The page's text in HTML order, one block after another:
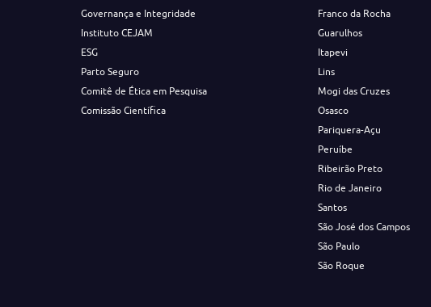
Governança e Integridade
Instituto CEJAM
ESG
Parto Seguro
Comitê de Ética em Pesquisa
Comissão Científica
Franco da Rocha
Guarulhos
Itapevi
Lins
Mogi das Cruzes
Osasco
Pariquera-Açu
Peruíbe
Ribeirão Preto
Rio de Janeiro
Santos
São José dos Campos
São Paulo
São Roque